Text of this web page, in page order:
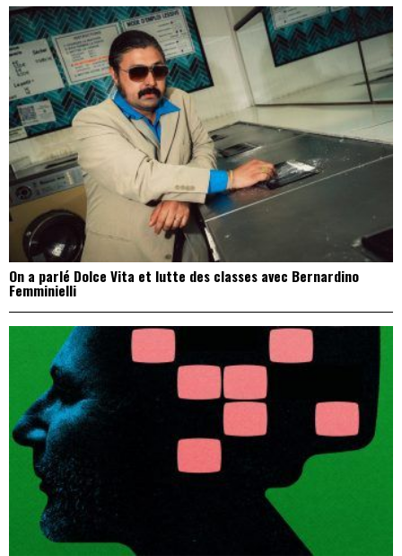
On a parlé Dolce Vita et lutte des classes avec Bernardino
Femminielli